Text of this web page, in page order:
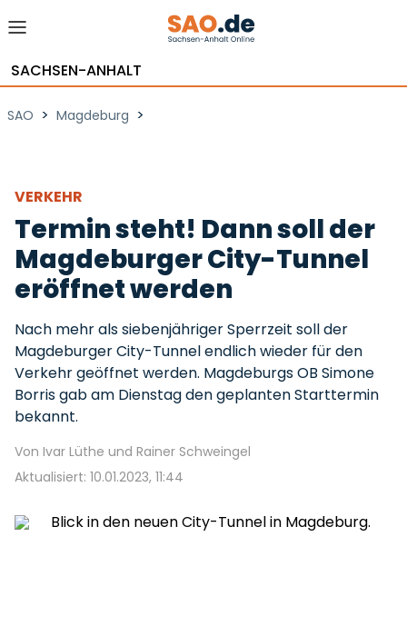
SACHSEN-ANHALT
SAO > Magdeburg >
VERKEHR
Termin steht! Dann soll der
Magdeburger City-Tunnel
eröffnet werden
Nach mehr als siebenjähriger Sperrzeit soll der
Magdeburger City-Tunnel endlich wieder für den
Verkehr geöffnet werden. Magdeburgs OB Simone
Borris gab am Dienstag den geplanten Starttermin
bekannt.
Von Ivar Lüthe und Rainer Schweingel
Aktualisiert: 10.01.2023, 11:44